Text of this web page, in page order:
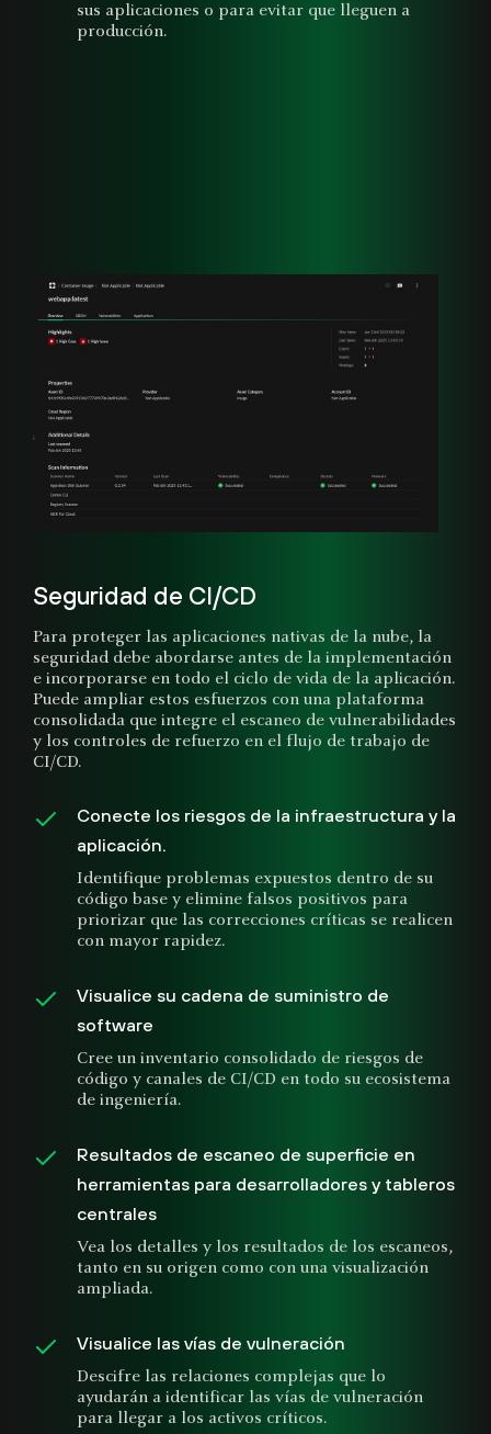
sus aplicaciones o para evitar que lleguen a
producción.
Seguridad de CI/CD
Para proteger las aplicaciones nativas de la nube, la
seguridad debe abordarse antes de la implementación
e incorporarse en todo el ciclo de vida de la aplicación.
Puede ampliar estos esfuerzos con una plataforma
consolidada que integre el escaneo de vulnerabilidades
y los controles de refuerzo en el flujo de trabajo de
CI/CD.
Conecte los riesgos de la infraestructura y la
aplicación.
Identifique problemas expuestos dentro de su
código base y elimine falsos positivos para
priorizar que las correcciones críticas se realicen
con mayor rapidez.
Visualice su cadena de suministro de
software
Cree un inventario consolidado de riesgos de
código y canales de CI/CD en todo su ecosistema
de ingeniería.
Resultados de escaneo de superficie en
herramientas para desarrolladores y tableros
centrales
Vea los detalles y los resultados de los escaneos,
tanto en su origen como con una visualización
ampliada.
Visualice las vías de vulneración
Descifre las relaciones complejas que lo
ayudarán a identificar las vías de vulneración
para llegar a los activos críticos.